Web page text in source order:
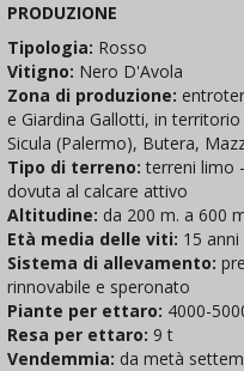
PRODUZIONE
Tipologia: Rosso
Vitigno: Nero D'Avola
Zona di produzione:
e Giardina Gallotti, in
Sicula (Palermo), Butera,
Tipo di terreno:terreni limo
dovuta al calcare attivo
Altitudine: da 200 m. a 600
Età media delle viti: 15 anni
Sistema di allevamento:
rinnovabile e speronato
Piante per ettaro: 4000-
Resa per ettaro: 9 t
Vendemmia: da metà